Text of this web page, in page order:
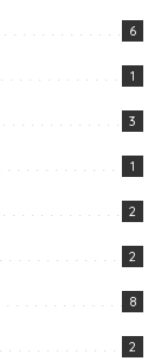
6
1
3
1
2
2
8
2